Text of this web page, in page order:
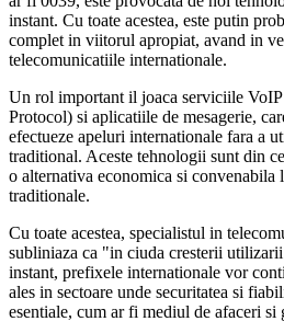
instant. Cu toate acestea, este putin
complet in viitorul apropiat, avand in
telecomunicatiile internationale.
Un rol important il joaca serviciile
Protocol) si aplicatiile de mesagerie,
efectueze apeluri internationale fara a
traditional. Aceste tehnologii sunt din
o alternativa economica si
traditionale.
Cu toate acestea, specialistul in
subliniaza ca "in ciuda cresterii
instant, prefixele internationale vor
ales in sectoare unde securitatea si
esentiale, cum ar fi mediul de afaceri si